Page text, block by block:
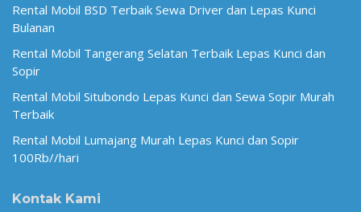
Rental Mobil BSD Terbaik Sewa Driver dan Lepas Kunci
Bulanan
Rental Mobil Tangerang Selatan Terbaik Lepas Kunci dan
Sopir
Rental Mobil Situbondo Lepas Kunci dan Sewa Sopir Murah
Terbaik
Rental Mobil Lumajang Murah Lepas Kunci dan Sopir
100Rb//hari
Kontak Kami